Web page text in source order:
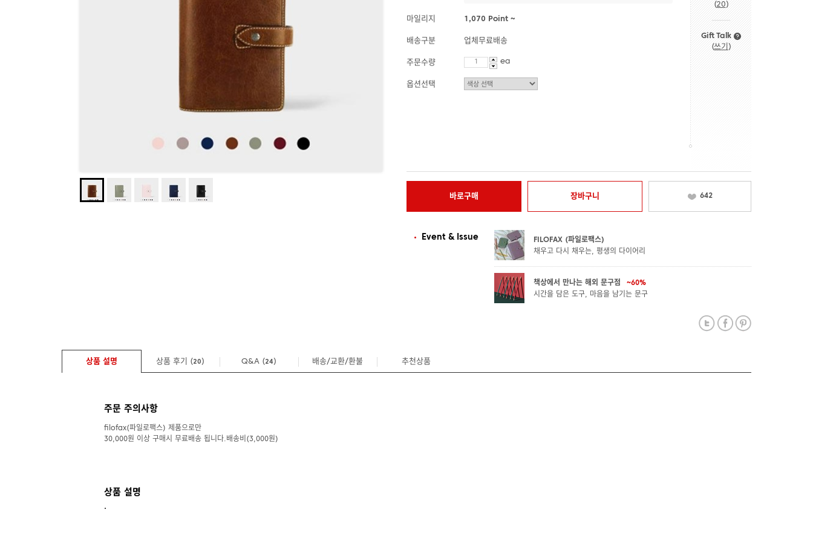
마일리지 1,070 Point ~
배송구분 업체무료배송
주문수량 ea
옵션선택
(20)
Gift Talk
(쓰기 )
바로구매 장바구니 642
Event & Issue
FILOFAX (파일로팩스)
채우고 다시 채우는, 평생의 다이어리
책상에서 만나는 해외 문구점
~60%
시간을 담은 도구, 마음을 남기는 문구
상품 설명 상품 후기 (20) Q&A (24) 배송/교환/환불 추천상품
주문 주의사항
filofax(파일로팩스) 제품으로만
30,000원 이상 구매시 무료배송 됩니다.배송비(3,000원)
상품 설명